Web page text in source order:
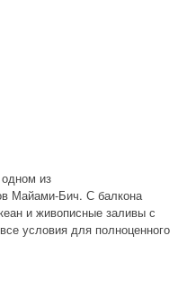
из
Майами-Бич. С балкона
и живописные заливы с
условия для полноценного